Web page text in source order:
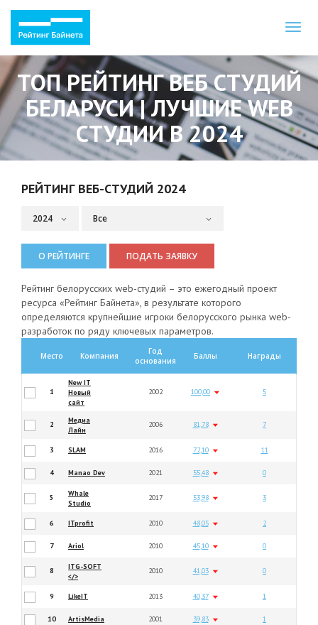
ТОП РЕЙТИНГ ВЕБ СТУДИЙ
БЕЛАРУСИ | ЛУЧШИЕ WEB
СТУДИИ В 2024
РЕЙТИНГ ВЕБ-СТУДИЙ 2024
О РЕЙТИНГЕ ПОДАТЬ ЗАЯВКУ
Рейтинг белорусских web-студий – это ежегодный проект
ресурса «Рейтинг Байнета», в результате которого
определяются крупнейшие игроки белорусского рынка web-
разработок по ряду ключевых параметров.
Место Компания
Год
основания
Баллы Награды
1
New IT
Новый
сайт
2002 100,00 5
2
Медиа
Лайн
2006 81,78 7
3 SLAM 2016 72,10 11
4 Manao Dev 2021 55,48 0
5
Whale
Studio
2017 53,98 3
6 ITprofit 2010 48,05 2
7 Ariol 2010 45,10 0
8
ITG-SOFT
</>
2010 41,03 0
9 LikeIT 2013 40,37 1
10 ArtisMedia 2001 39,83 1